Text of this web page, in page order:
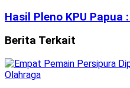
Hasil Pleno KPU Papua
Berita Terkait
Olahraga